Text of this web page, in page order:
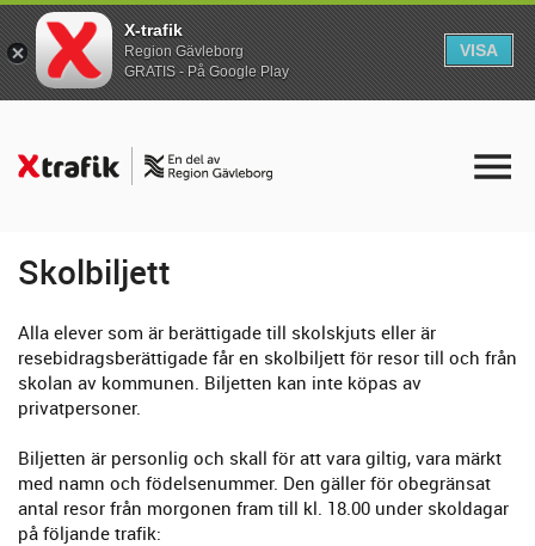
Skolbiljett
Alla elever som är berättigade till skolskjuts eller är
resebidragsberättigade får en skolbiljett för resor till och från
skolan av kommunen. Biljetten kan inte köpas av
privatpersoner.
Biljetten är personlig och skall för att vara giltig, vara märkt
med namn och födelsenummer. Den gäller för obegränsat
antal resor från morgonen fram till kl. 18.00 under skoldagar
på följande trafik:
X-trafik
Region Gävleborg
GRATIS - På Google Play
VISA